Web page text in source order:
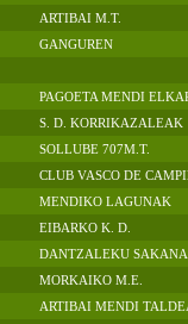
ARTIBAI M.T.
GANGUREN
PAGOETA MENDI
S. D. KORRIKAZALEAK
SOLLUBE 707M.T.
CLUB VASCO DE
MENDIKO LAGUNAK
EIBARKO K. D.
DANTZALEKU SAKANA
MORKAIKO M.E.
ARTIBAI MENDI